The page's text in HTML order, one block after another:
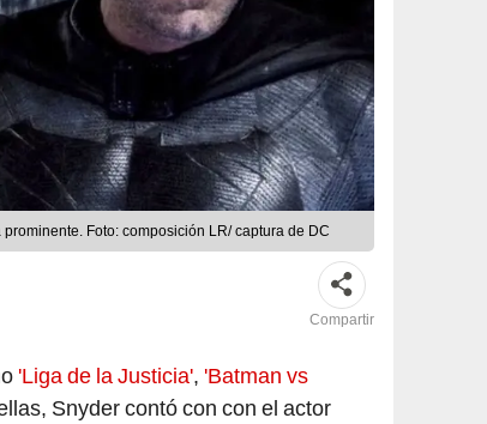
Foto: composición LR/ captura de DC
Compartir
'Liga de la Justicia', 'Batman vs
Snyder contó con con el actor